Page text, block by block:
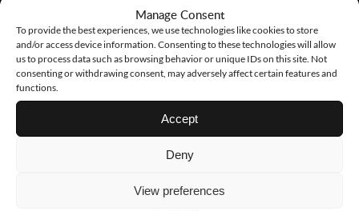
Manage Consent
To provide the best experiences, we use technologies like cookies to store
and/or access device information. Consenting to these technologies will allow
us to process data such as browsing behavior or unique IDs on this site. Not
consenting or withdrawing consent, may adversely affect certain features and
functions.
Accept
Deny
View preferences